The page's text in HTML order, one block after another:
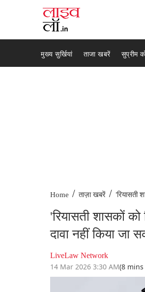
मुख्य सुर्खियां ताजा खबरें सुप्रीम
Home / ताज़ा खबरें / 'रियासती
'रियासती शासकों को
दावा नहीं किया जा
LiveLaw Network
14 Mar 2026 3:30 AM(8